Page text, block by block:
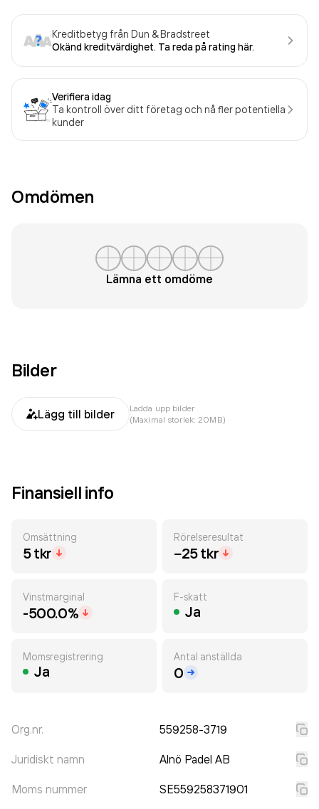
Kreditbetyg från Dun & Bradstreet
Okänd kreditvärdighet. Ta reda på rating här.
Verifiera idag
Ta kontroll över ditt företag och nå fler potentiella
kunder
Omdömen
Lämna ett omdöme
Bilder
Lägg till bilder
Ladda upp bilder
(Maximal storlek: 20MB)
Finansiell info
Omsättning
5 tkr
Rörelseresultat
−25 tkr
Vinstmarginal
-500.0%
F-skatt
Ja
Momsregistrering
Ja
Antal anställda
0
Org.nr. 559258-3719
Juridiskt namn Alnö Padel AB
Moms nummer SE559258371901